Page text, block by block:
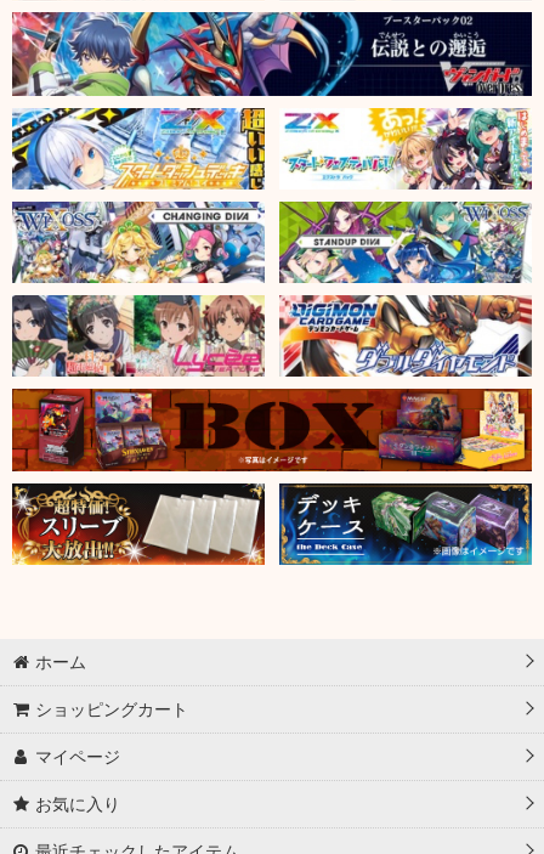
ホーム
ショッピングカート
マイページ
お気に入り